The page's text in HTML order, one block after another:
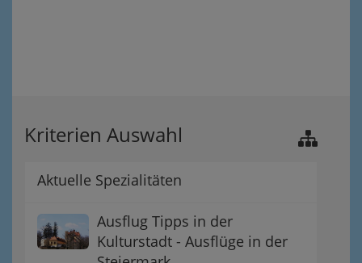
Kriterien Auswahl
Aktuelle Spezialitäten
Ausflug Tipps in der
Kulturstadt - Ausflüge in der